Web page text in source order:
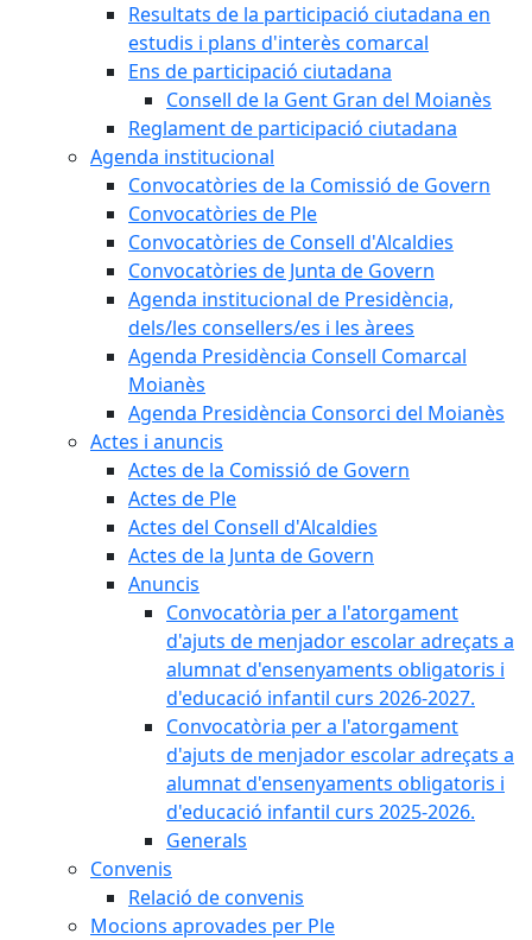
Resultats de la participació ciutadana en
estudis i plans d'interès comarcal
Ens de participació ciutadana
Consell de la Gent Gran del Moianès
Reglament de participació ciutadana
Agenda institucional
Convocatòries de la Comissió de Govern
Convocatòries de Ple
Convocatòries de Consell d'Alcaldies
Convocatòries de Junta de Govern
Agenda institucional de Presidència,
dels/les consellers/es i les àrees
Agenda Presidència Consell Comarcal
Moianès
Agenda Presidència Consorci del Moianès
Actes i anuncis
Actes de la Comissió de Govern
Actes de Ple
Actes del Consell d'Alcaldies
Actes de la Junta de Govern
Anuncis
Convocatòria per a l'atorgament
d'ajuts de menjador escolar adreçats a
alumnat d'ensenyaments obligatoris i
d'educació infantil curs 2026-2027.
Convocatòria per a l'atorgament
d'ajuts de menjador escolar adreçats a
alumnat d'ensenyaments obligatoris i
d'educació infantil curs 2025-2026.
Generals
Convenis
Relació de convenis
Mocions aprovades per Ple